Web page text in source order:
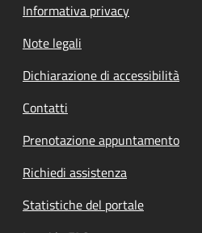
Informativa privacy
Note legali
Dichiarazione di accessibilità
Contatti
Prenotazione appuntamento
Richiedi assistenza
Statistiche del portale